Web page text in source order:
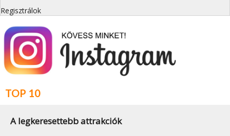
Regisztrálok
TOP 10
A legkeresettebb attrakciók